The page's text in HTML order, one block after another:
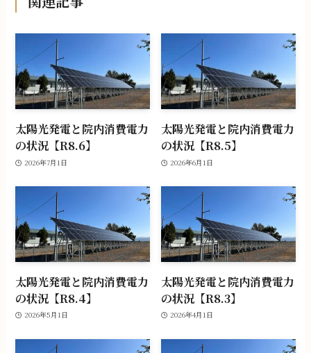
太陽光発電と院内消費電力
の状況【R8.6】
2026年7月1日
太陽光発電と院内消費電力
の状況【R8.5】
2026年6月1日
太陽光発電と院内消費電力
の状況【R8.4】
2026年5月1日
太陽光発電と院内消費電力
の状況【R8.3】
2026年4月1日